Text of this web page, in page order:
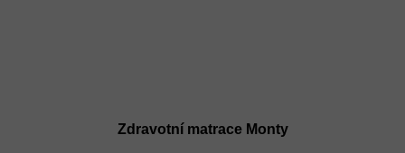
Zdravotní matrace Monty